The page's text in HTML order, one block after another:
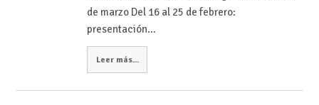
de marzo Del 16 al 25 de febrero:
presentación…
Leer más...